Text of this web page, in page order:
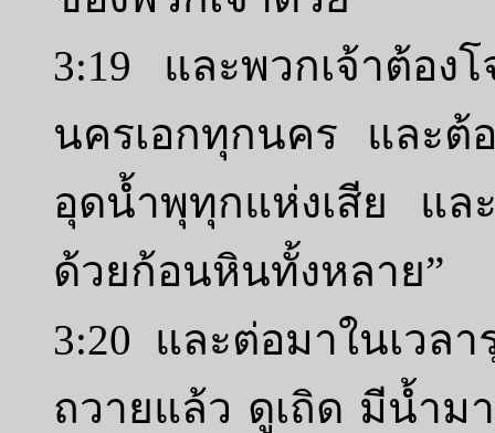
3:19 และพวกเจ้าต้อ
นครเอกทุกนคร และต้
อุดน้ำพุทุกแห่งเสีย แล
ด้วยก้อนหินทั้งหลาย”
3:20 และต่อมาในเวล
ถวายแล้ว ดูเถิด มีน้ำม